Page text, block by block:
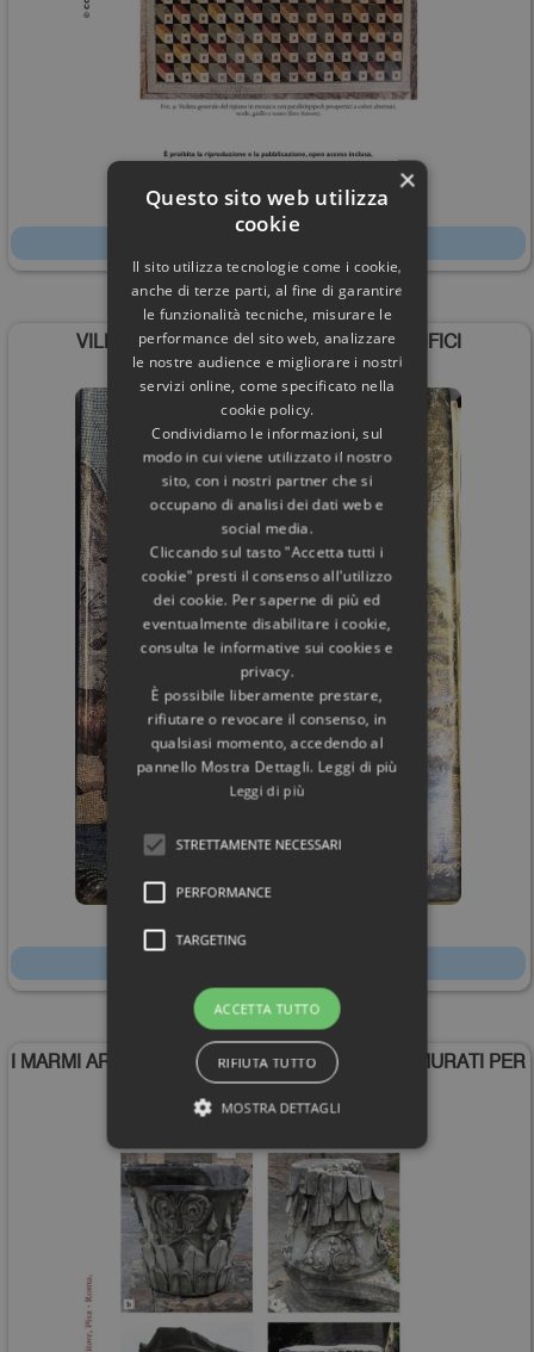
60,00€
VILLA ADRIANA MOSAICI PAVIMENTI EDIFICI
I MARMI ARCHITETTONICI DI VILLA ADRIANA «MURATI PER
LE CASE DI TIVOLI»
×
Questo sito web utilizza
cookie
Il sito utilizza tecnologie come i cookie,
anche di terze parti, al fine di garantire
le funzionalità tecniche, misurare le
performance del sito web, analizzare
le nostre audience e migliorare i nostri
servizi online, come specificato nella
cookie policy.
Condividiamo le informazioni, sul
modo in cui viene utilizzato il nostro
sito, con i nostri partner che si
occupano di analisi dei dati web e
social media.
Cliccando sul tasto "Accetta tutti i
cookie" presti il consenso all'utilizzo
dei cookie. Per saperne di più ed
eventualmente disabilitare i cookie,
consulta le informative sui cookies e
privacy.
È possibile liberamente prestare,
rifiutare o revocare il consenso, in
qualsiasi momento, accedendo al
pannello Mostra Dettagli. Leggi di più
Leggi di più
STRETTAMENTE NECESSARI
PERFORMANCE
TARGETING
ACCETTA TUTTO
RIFIUTA TUTTO
MOSTRA DETTAGLI